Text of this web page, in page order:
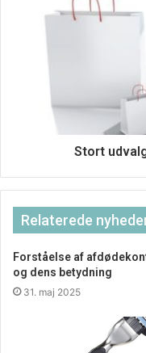
Der har endda været
planter, kan de
Planterne kan skabe
aktivitet, hvilket
og hjerneaktivitet.
Hvis du allerede nu er
nærmeste forhandler!
Stort
Relaterede
Forståelse af
og dens betydning
31. maj 2025